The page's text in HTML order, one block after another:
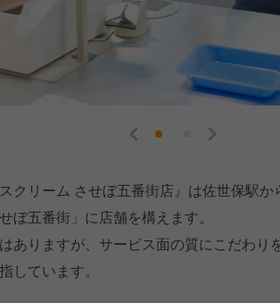
クリーム させぼ五番街店』は佐世保駅
ぼ五番街」に店舗を構えます。
ありますが、サービス面の質にこだわり
しています。